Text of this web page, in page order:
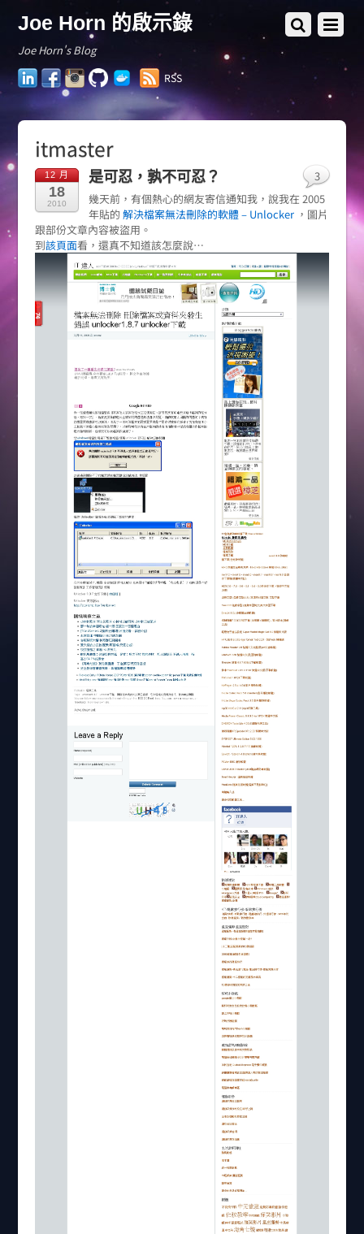
Joe Horn 的啟示錄
Joe Horn's Blog
LinkedInFacebookInstagram
GitHubDocker
Hub
RSS
itmaster
12 月
18
2010
是可忍，孰不可忍？
幾天前，有個熱心的網友寄信通知我，說我在 2005
年貼的 解決檔案無法刪除的軟體 – Unlocker，圖片
跟部份文章內容被盜用。
到該頁面看，還真不知道該怎麼說…
3